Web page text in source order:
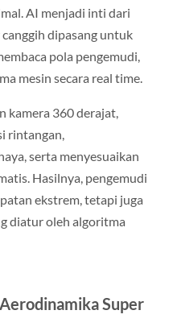
AI menjadi inti dari
dipasang untuk
pola pengemudi,
mesin secara real time.
kamera 360 derajat,
rintangan,
serta menyesuaikan
Hasilnya, pengemudi
ekstrem, tetapi juga
diatur oleh algoritma
Super